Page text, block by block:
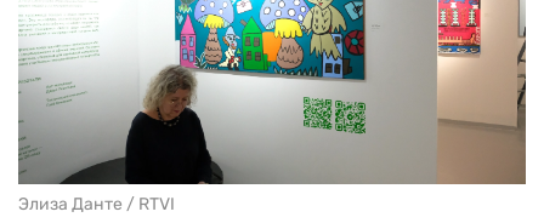
Элиза Данте / RTVI